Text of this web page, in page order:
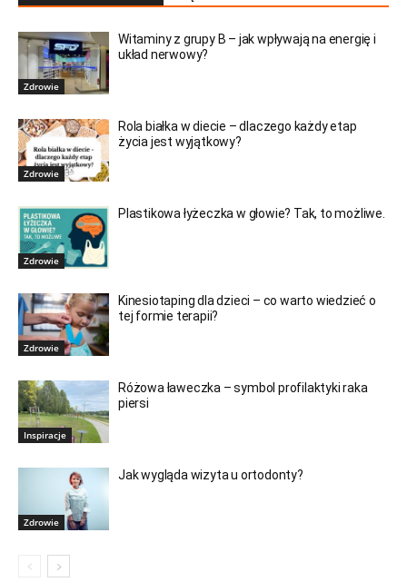
Zdrowie
Witaminy z grupy B – jak wpływają na energię i
układ nerwowy?
Zdrowie
Rola białka w diecie – dlaczego każdy etap
życia jest wyjątkowy?
Zdrowie
Plastikowa łyżeczka w głowie? Tak, to możliwe.
Zdrowie
Kinesiotaping dla dzieci – co warto wiedzieć o
tej formie terapii?
Inspiracje
Różowa ławeczka – symbol profilaktyki raka
piersi
Zdrowie
Jak wygląda wizyta u ortodonty?